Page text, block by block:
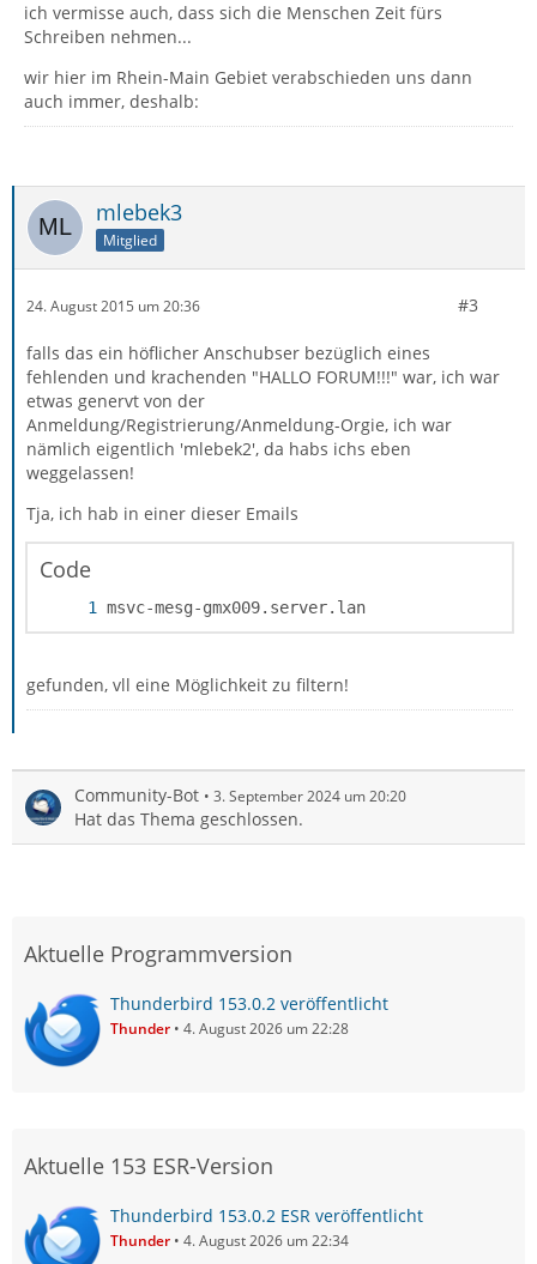
ich vermisse auch, dass sich die Menschen Zeit fürs
Schreiben nehmen...
wir hier im Rhein-Main Gebiet verabschieden uns dann
auch immer, deshalb:
mlebek3
Mitglied
24. August 2015 um 20:36 #3
falls das ein höflicher Anschubser bezüglich eines
fehlenden und krachenden "HALLO FORUM!!!" war, ich war
etwas genervt von der
Anmeldung/Registrierung/Anmeldung-Orgie, ich war
nämlich eigentlich 'mlebek2', da habs ichs eben
weggelassen!
Tja, ich hab in einer dieser Emails
Code
msvc-mesg-gmx009.server.lan
gefunden, vll eine Möglichkeit zu filtern!
Community-Bot 3. September 2024 um 20:20
Hat das Thema geschlossen.
Aktuelle Programmversion
Thunderbird 153.0.2 veröffentlicht
Thunder 4. August 2026 um 22:28
Aktuelle 153 ESR-Version
Thunderbird 153.0.2 ESR veröffentlicht
Thunder 4. August 2026 um 22:34